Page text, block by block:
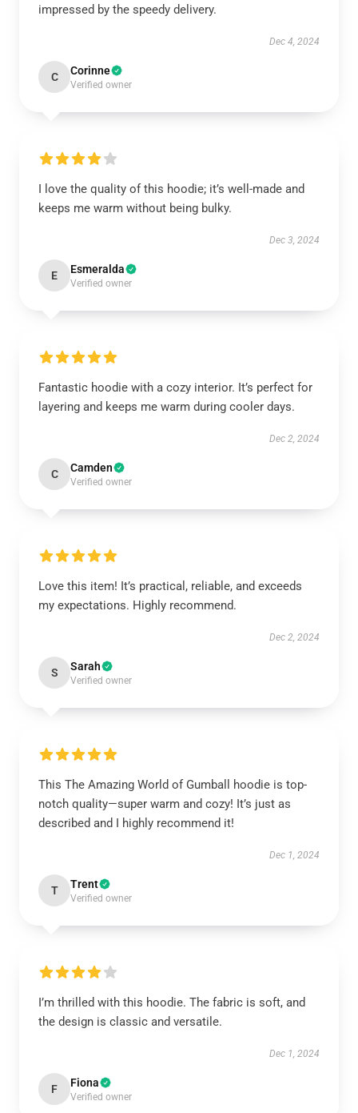
impressed by the speedy delivery.
Dec 4, 2024
C Corinne
Verified owner
I love the quality of this hoodie; it’s well-made and
keeps me warm without being bulky.
Dec 3, 2024
E Esmeralda
Verified owner
Fantastic hoodie with a cozy interior. It’s perfect for
layering and keeps me warm during cooler days.
Dec 2, 2024
C Camden
Verified owner
Love this item! It’s practical, reliable, and exceeds
my expectations. Highly recommend.
Dec 2, 2024
S Sarah
Verified owner
This The Amazing World of Gumball hoodie is top-
notch quality—super warm and cozy! It’s just as
described and I highly recommend it!
Dec 1, 2024
T Trent
Verified owner
I’m thrilled with this hoodie. The fabric is soft, and
the design is classic and versatile.
Dec 1, 2024
F Fiona
Verified owner